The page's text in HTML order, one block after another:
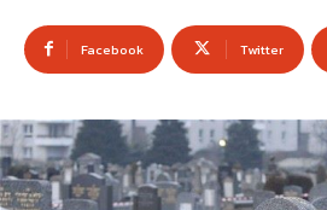
Facebook Twitter